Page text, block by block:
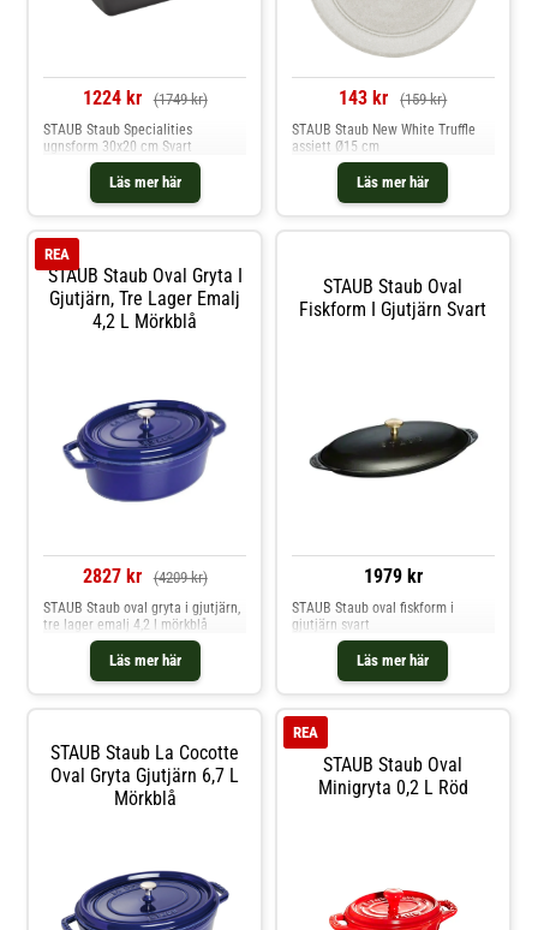
1224 kr (1749 kr)
Läs mer här
STAUB Staub Specialities
ugnsform 30x20 cm Svart
143 kr (159 kr)
Läs mer här
STAUB Staub New White Truffle
assiett Ø15 cm
STAUB Staub Oval Gryta I
Gjutjärn, Tre Lager Emalj
4,2 L Mörkblå
REA
2827 kr (4209 kr)
Läs mer här
STAUB Staub oval gryta i gjutjärn,
tre lager emalj 4,2 l mörkblå
STAUB Staub Oval
Fiskform I Gjutjärn Svart
1979 kr
Läs mer här
STAUB Staub oval fiskform i
gjutjärn svart
STAUB Staub La Cocotte
Oval Gryta Gjutjärn 6,7 L
Mörkblå
STAUB Staub Oval
Minigryta 0,2 L Röd
REA